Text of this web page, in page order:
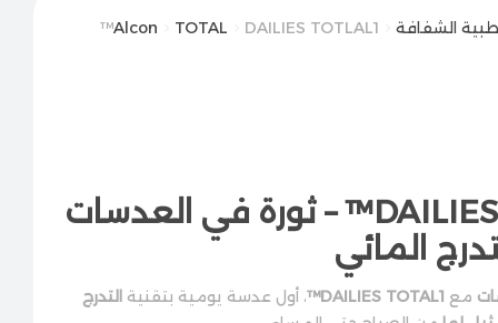
الشفافة Alcon TOTAL DAILIES TOTLAL1™
عدسات DAILIES TOTAL1™ – ثورة في العدسات
المائي
مع DAILIES TOTAL1™ ، أول عدسة يومية بتقنية التدرج